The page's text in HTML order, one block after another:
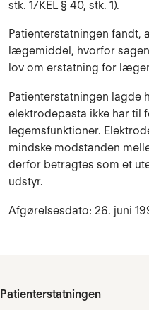
stk. 1/KEL § 40, stk. 1).
Patienterstatningen fandt,
lægemiddel, hvorfor
lov om erstatning for
Patienterstatningen lagde
elektrodepasta ikke har til
legemsfunktioner.
mindske modstanden
derfor betragtes som et
udstyr.
Afgørelsesdato: 26. juni
Patienterstatningen